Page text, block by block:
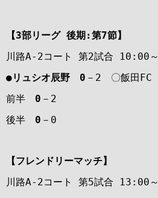
【3部リーグ 後期:第7節】
川路A-2コート 第2試合 10:00～
●リュシオ辰野 0 －2 〇飯田FC
前半 0 －2
後半 0 －0
【フレンドリーマッチ】
川路A-2コート 第5試合 13:00～